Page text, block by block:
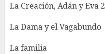
La Creación, Adán y Eva 2
La Dama y el Vagabundo
La familia